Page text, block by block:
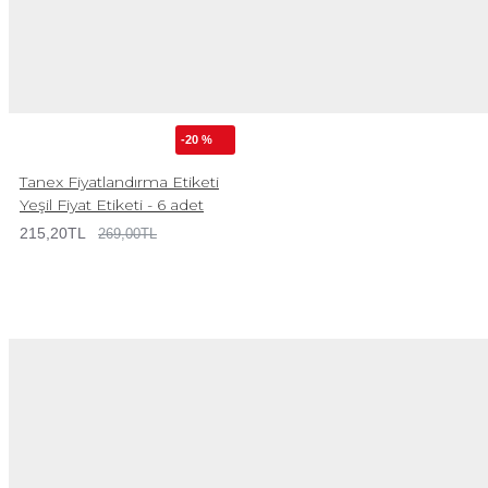
-20 %
Tanex Fiyatlandırma Etiketi
Yeşil Fiyat Etiketi - 6 adet
215,20TL 269,00TL